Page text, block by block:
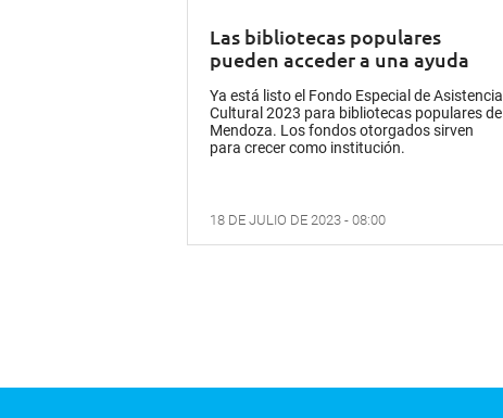
Las bibliotecas populares
pueden acceder a una ayuda
Ya está listo el Fondo Especial de Asistencia
Cultural 2023 para bibliotecas populares de
Mendoza. Los fondos otorgados sirven
para crecer como institución.
18 DE JULIO DE 2023 - 08:00